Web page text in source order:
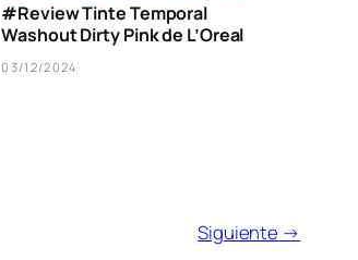
#Review Tinte Temporal
Washout Dirty Pink de L’Oreal
03/12/2024
Siguiente →